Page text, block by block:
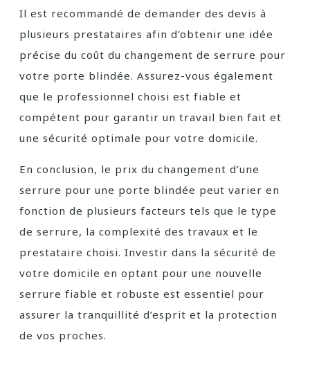
Il est recommandé de demander des devis à
plusieurs prestataires afin d’obtenir une idée
précise du coût du changement de serrure pour
votre porte blindée. Assurez-vous également
que le professionnel choisi est fiable et
compétent pour garantir un travail bien fait et
une sécurité optimale pour votre domicile.
En conclusion, le prix du changement d’une
serrure pour une porte blindée peut varier en
fonction de plusieurs facteurs tels que le type
de serrure, la complexité des travaux et le
prestataire choisi. Investir dans la sécurité de
votre domicile en optant pour une nouvelle
serrure fiable et robuste est essentiel pour
assurer la tranquillité d’esprit et la protection
de vos proches.